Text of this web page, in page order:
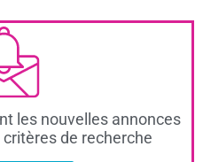
les nouvelles annonces
de recherche